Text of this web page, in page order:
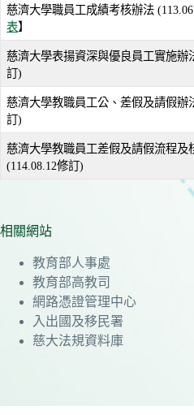
慈濟大學職員工成績考核辦法
表】
慈濟大學表揚資深與優良員工實施辦
訂)
慈濟大學教職員工公、差假及請假辦
訂)
慈濟大學教職員工差假及請假流程及
(114.08.12修訂)
相關網站
教育部人事處
教育部高教司
網路憑證管理中心
入出國及移民署
慈大法規資料庫